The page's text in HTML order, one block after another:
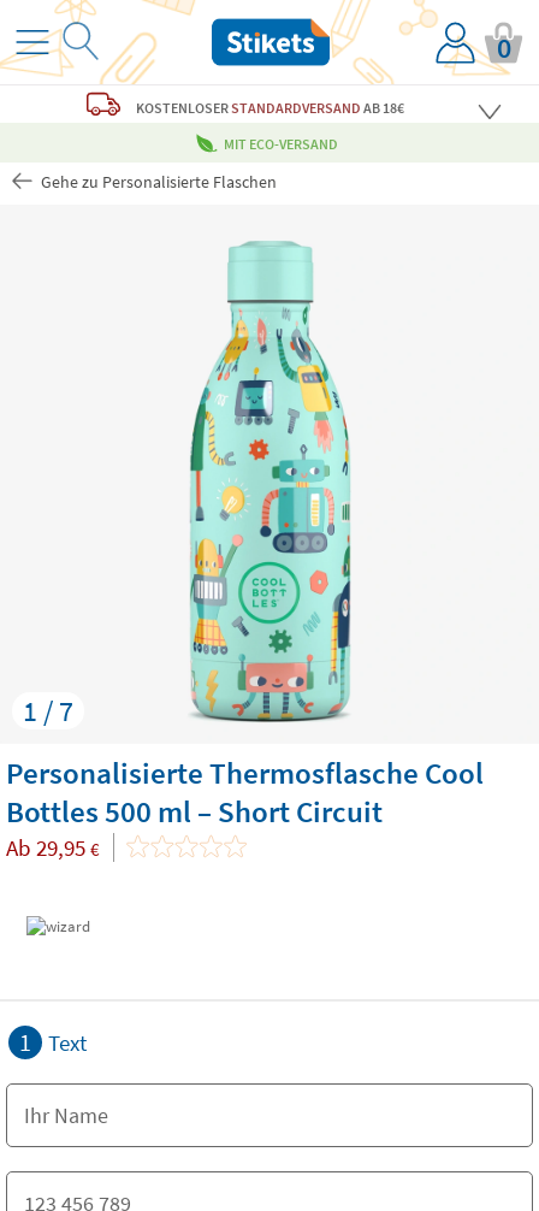
0
KOSTENLOSERSTANDARDVERSAND AB 18€
MIT ECO-VERSAND
Gehe zu Personalisierte Flaschen
1 / 7
Personalisierte Thermosflasche Cool
Bottles 500 ml – Short Circuit
Ab 29,95 €
1 Text